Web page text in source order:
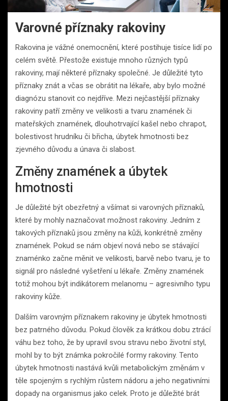
Varovné příznaky rakoviny
Rakovina je vážné onemocnění, které postihuje tisíce lidí po
celém světě. Přestože existuje mnoho různých typů
rakoviny, mají některé příznaky společné. Je důležité tyto
příznaky znát a včas se obrátit na lékaře, aby bylo možné
diagnózu stanovit co nejdříve. Mezi nejčastější příznaky
rakoviny patří změny ve velikosti a tvaru znamének či
mateřských znamének, dlouhotrvající kašel nebo chrapot,
bolestivost hrudníku či břicha, úbytek hmotnosti bez
zjevného důvodu a únava či slabost.
Změny znamének a úbytek
hmotnosti
Je důležité být obezřetný a všímat si varovných příznaků,
které by mohly naznačovat možnost rakoviny. Jedním z
takových příznaků jsou změny na kůži, konkrétně změny
znamének. Pokud se nám objeví nová nebo se stávající
znaménko začne měnit ve velikosti, barvě nebo tvaru, je to
signál pro následné vyšetření u lékaře. Změny znamének
totiž mohou být indikátorem melanomu – agresivního typu
rakoviny kůže.
Dalším varovným příznakem rakoviny je úbytek hmotnosti
bez patrného důvodu. Pokud člověk za krátkou dobu ztrácí
váhu bez toho, že by upravil svou stravu nebo životní styl,
mohl by to být známka pokročilé formy rakoviny. Tento
úbytek hmotnosti nastává kvůli metabolickým změnám v
těle spojeným s rychlým růstem nádoru a jeho negativními
dopady na organismus jako celek. Proto je důležité brát